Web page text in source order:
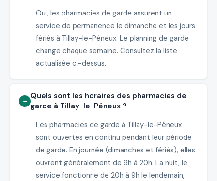
Oui, les pharmacies de garde assurent un
service de permanence le dimanche et les jours
fériés à Tillay-le-Péneux. Le planning de garde
change chaque semaine. Consultez la liste
actualisée ci-dessus.
Quels sont les horaires des pharmacies de
garde à Tillay-le-Péneux ?
Les pharmacies de garde à Tillay-le-Péneux
sont ouvertes en continu pendant leur période
de garde. En journée (dimanches et fériés), elles
ouvrent généralement de 9h à 20h. La nuit, le
service fonctionne de 20h à 9h le lendemain,